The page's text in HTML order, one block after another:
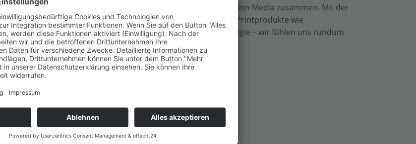
bereits seit längerem mit der Osnabrücker Werbeagentur Motion Media zusammen. Mit der
Projekte in allen Bereichen sind wir sehr zufrieden. Egal ob Printprodukte wie
und Flyer, unsere Webseite oder eine SEO/SEA-Strategie – wir fühlen uns rundum
können Motion Media nur weiterempfehlen.